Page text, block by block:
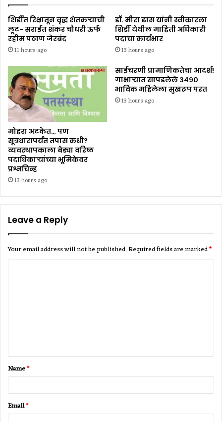
शिर्डीत रिक्षातून वृद्ध शेतकऱ्याची
लूट- सराईत शंकर चौधरी ऊर्फ
रहीम पठाण जेरबंद
11 hours ago
डॉ. मीरा ढास यांनी स्वीकारला
शिर्डी येथील माहिती अधिकारी
पदाचा कार्यभार
13 hours ago
मोहरा अटकेत… पण
सूत्रधारापर्यंत तपास कधी?
व्यवस्थापकाला बेड्या वरिष्ठ
पदाधिकाऱ्यांच्या भूमिकेवर
प्रश्नचिन्ह
13 hours ago
साईचरणी प्रामाणिकतेचा आदर्श!
गाभाऱ्यात सापडलेले ३४९०
भाविक महिलेला सुखरूप परत
13 hours ago
Leave a Reply
Your email address will not be published.Required fields are marked*
t
*
Name*
Email*